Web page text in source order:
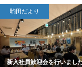
駒田だより
サラダ劇団 Vol.88